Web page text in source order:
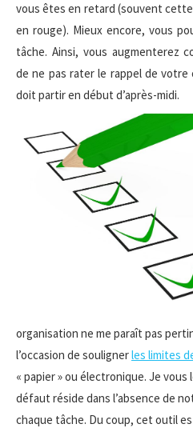
vous êtes en retard (souvent
en rouge). Mieux encore, vous
tâche. Ainsi, vous augmenterez
de ne pas rater le rappel de
doit partir en début d’après-midi.
organisation ne me paraît pas
l’occasion de soulignerles limites
« papier » ou électronique. Je vous
défaut réside dans l’absence de
chaque tâche. Du coup, cet outil